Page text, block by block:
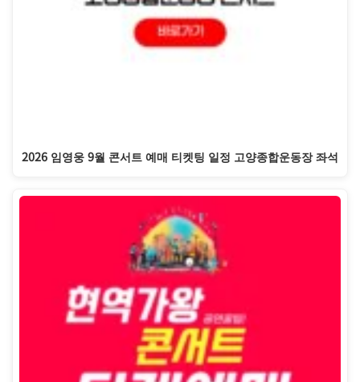
2026 임영웅 9월 콘서트 예매 티켓팅 일정 고양종합운동장 좌석